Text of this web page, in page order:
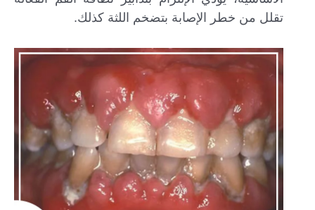
تقلل من خطر الإصابة بتضخم اللثة كذلك.